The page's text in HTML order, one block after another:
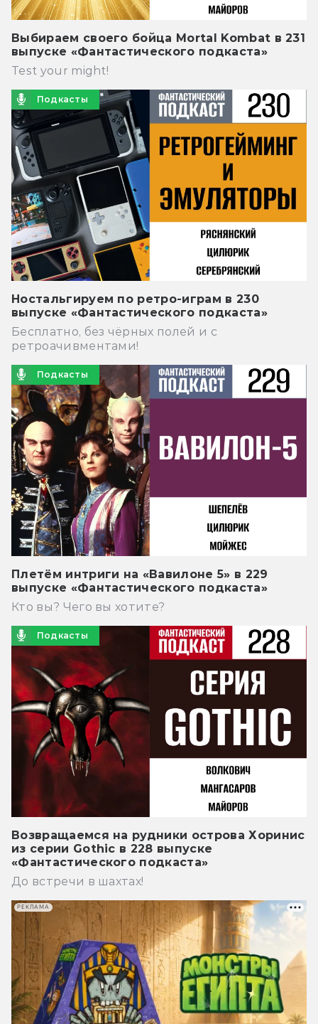
Выбираем своего бойца Mortal Kombat в 231
выпуске «Фантастического подкаста»
Test your might!
Подкасты
Ностальгируем по ретро-играм в 230
выпуске «Фантастического подкаста»
Бесплатно, без чёрных полей и с
ретроачивментами!
Подкасты
Плетём интриги на «Вавилоне 5» в 229
выпуске «Фантастического подкаста»
Кто вы? Чего вы хотите?
Подкасты
Возвращаемся на рудники острова Хоринис
из серии Gothic в 228 выпуске
«Фантастического подкаста»
До встречи в шахтах!
РЕКЛАМА